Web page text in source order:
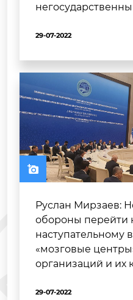
29-07-2022
Руслан Мирзаев:
обороны перейти
наступательному
«мозговые
организаций и их
29-07-2022